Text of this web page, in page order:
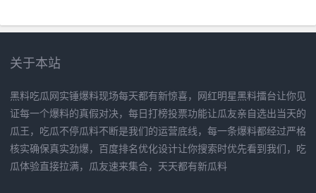
关于本站
黑料吃瓜网实锤爆料现场每天都有新惊喜，网红明星黑料擂台让你见
证每一个爆料的真假对决，每日打榜投票功能让瓜友亲自选出当天的
瓜王，吃瓜不停瓜料不断是我们的运营底线，每一条爆料都经过严格
核实确保真实劲爆，百度排名优化设计让你搜索时优先看到我们，吃
瓜体验直接拉满，瓜友速来集合，天天都有新瓜料